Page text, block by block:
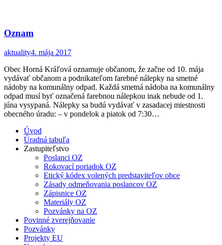
Oznam
aktuality4. mája 2017
Obec Horná Kráľová oznamuje občanom, že začne od 10. mája
vydávať občanom a podnikateľom farebné nálepky na smetné
nádoby na komunálny odpad. Každá smetná nádoba na komunálny
odpad musí byť označená farebnou nálepkou inak nebude od 1.
júna vysypaná. Nálepky sa budú vydávať v zasadacej miestnosti
obecného úradu: – v pondelok a piatok od 7:30…
Úvod
Úradná tabuľa
Zastupiteľstvo
Poslanci OZ
Rokovací poriadok OZ
Etický kódex volených predstaviteľov obce
Zásady odmeňovania poslancov OZ
Zápisnice OZ
Materiály OZ
Pozvánky na OZ
Povinné zverejňovanie
Pozvánky
Projekty EU